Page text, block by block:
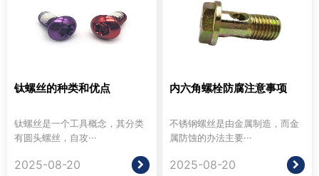
钛螺丝的种类和优点
钛螺丝是一个工具概念，其分类
有圆头螺丝，自攻···
2025-08-20
内六角螺栓防腐注意事项
不锈钢螺丝是由金属制造，而金
属防蚀的办法主要···
2025-08-20